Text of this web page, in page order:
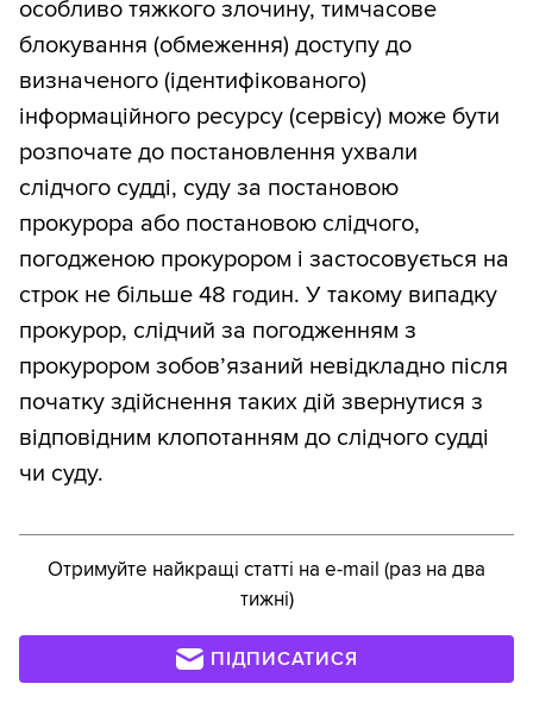
особливо тяжкого злочину, тимчасове
блокування (обмеження) доступу до
визначеного (ідентифікованого)
інформаційного ресурсу (сервісу) може бути
розпочате до постановлення ухвали
слідчого судді, суду за постановою
прокурора або постановою слідчого,
погодженою прокурором і застосовується на
строк не більше 48 годин. У такому випадку
прокурор, слідчий за погодженням з
прокурором зобов’язаний невідкладно після
початку здійснення таких дій звернутися з
відповідним клопотанням до слідчого судді
чи суду.
Отримуйте найкращі статті на e-mail (раз на два
тижні)
ПІДПИСАТИСЯ